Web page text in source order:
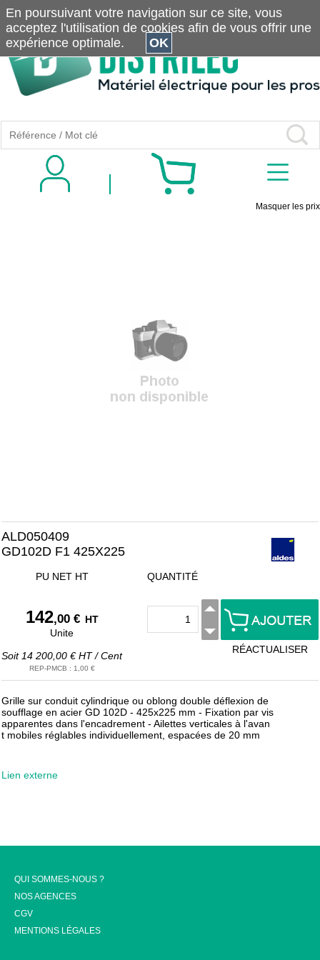
Masquer les prix
ALD050409
GD102D F1 425X225
PU NET HT
142,00 € HT
Unite
Soit 14 200,00 € HT/Cent
REP-PMCB : 1,00 €
QUANTITÉ
RÉACTUALISER
Grille sur conduit cylindrique ou oblong double déflexion de
soufflage en acier GD 102D - 425x225 mm - Fixation par vis
apparentes dans l'encadrement - Ailettes verticales à l'avan
t mobiles réglables individuellement, espacées de 20 mm
Lien externe
QUI SOMMES-NOUS ?
NOS AGENCES
CGV
MENTIONS LÉGALES
En poursuivant votre navigation sur ce site, vous
acceptez l'utilisation de cookies afin de vous offrir une
expérience optimale.
OK